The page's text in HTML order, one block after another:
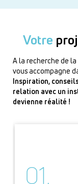
Votre
A la recherche de
vous accompagne
Inspiration,
relation avec un
devienne réalité !
01.